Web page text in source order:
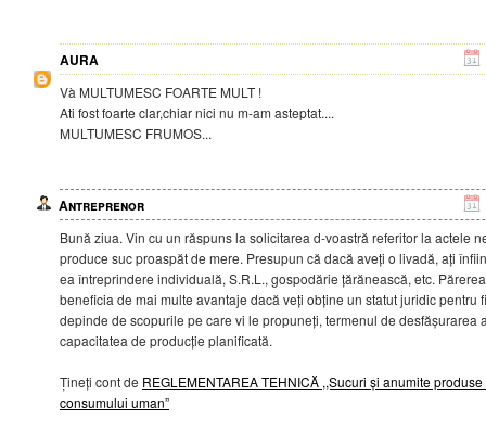
AURA
Và MULTUMESC FOARTE MULT !
Ati fost foarte clar,chiar nici nu m-am asteptat....
MULTUMESC FRUMOS...
Antreprenor
Bună ziua. Vin cu un răspuns la solicitarea d-voastră referitor la actele
produce suc proaspăt de mere. Presupun că dacă aveți o livadă, ați
ea întreprindere individuală, S.R.L., gospodărie țărănească, etc.
beneficia de mai multe avantaje dacă veți obține un statut juridic pentru
depinde de scopurile pe care vi le propuneți, termenul de desfășurarea
capacitatea de producție planificată.
Țineți cont de REGLEMENTAREA TEHNICĂ ,,Sucuri și anumite
consumului uman”